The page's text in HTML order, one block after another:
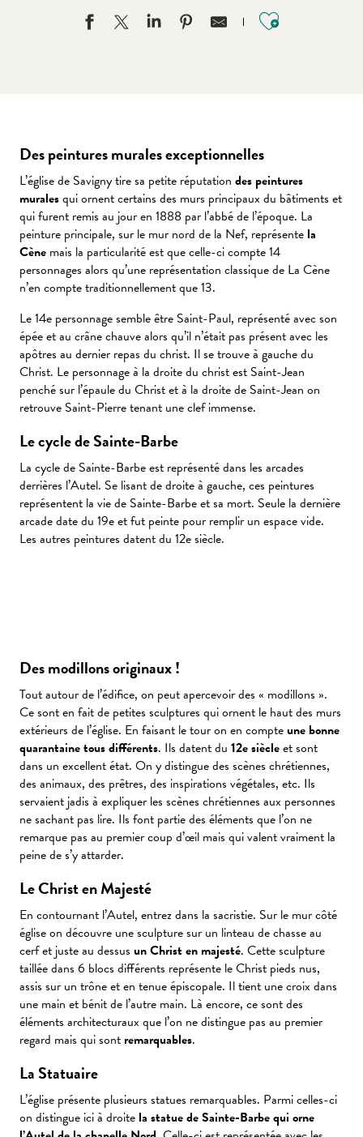
Ajouter
Des peintures murales exceptionnelles
L’église de Savigny tire sa petite réputation des peintures
muralesqui ornent certains des murs principaux du bâtiments et
qui furent remis au jour en 1888 par l’abbé de l’époque. La
peinture principale, sur le mur nord de la Nef, représente la
Cène mais la particularité est que celle-ci compte 14
personnages alors qu’une représentation classique de La Cène
n’en compte traditionnellement que 13.
Le 14e personnage semble être Saint-Paul, représenté avec son
épée et au crâne chauve alors qu’il n’était pas présent avec les
apôtres au dernier repas du christ. Il se trouve à gauche du
Christ. Le personnage à la droite du christ est Saint-Jean
penché sur l’épaule du Christ et à la droite de Saint-Jean on
retrouve Saint-Pierre tenant une clef immense.
Le cycle de Sainte-Barbe
La cycle de Sainte-Barbe est représenté dans les arcades
derrières l’Autel. Se lisant de droite à gauche, ces peintures
représentent la vie de Sainte-Barbe et sa mort. Seule la dernière
arcade date du 19e et fut peinte pour remplir un espace vide.
Les autres peintures datent du 12e siècle.
Des modillons originaux !
Tout autour de l’édifice, on peut apercevoir des « modillons ».
Ce sont en fait de petites sculptures qui ornent le haut des murs
extérieurs de l’église. En faisant le tour on en compteune bonne
quarantaine tous différents. Ils datent du 12e siècleet sont
dans un excellent état. On y distingue des scènes chrétiennes,
des animaux, des prêtres, des inspirations végétales, etc. Ils
servaient jadis à expliquer les scènes chrétiennes aux personnes
ne sachant pas lire. Ils font partie des éléments que l’on ne
remarque pas au premier coup d’œil mais qui valent vraiment la
peine de s’y attarder.
Le Christ en Majesté
En contournant l’Autel, entrez dans la sacristie. Sur le mur côté
église on découvre une sculpture sur un linteau de chasse au
cerf et juste au dessus un Christ en majesté. Cette sculpture
taillée dans 6 blocs différents représente le Christ pieds nus,
assis sur un trône et en tenue épiscopale. Il tient une croix dans
une main et bénit de l’autre main. Là encore, ce sont des
éléments architecturaux que l’on ne distingue pas au premier
regard mais qui sont remarquables.
La Statuaire
L’église présente plusieurs statues remarquables. Parmi celles-ci
on distingue ici à droite la statue de Sainte-Barbe qui orne